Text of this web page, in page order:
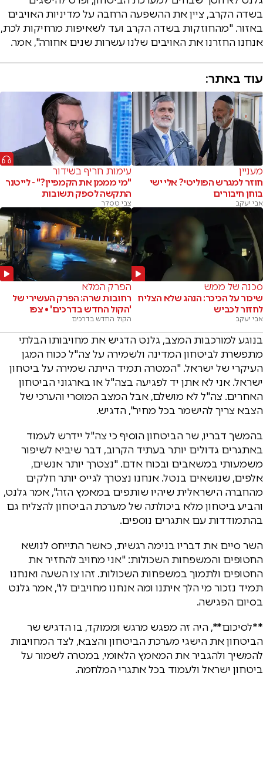
בשדה הקרב, ציין את ההשפעה הרחבה על מדיניות האויבים
באזור. "מהחוזקות בשדה הקרב ועד לשאיפות מרחיקות לכת,
אנחנו החזרנו את האויבים שלנו עשרות שנים אחורה", אמר.
עוד באתר:
מעניין
חוזר למגרש הפוליטי? אלי ישי
בוחן חיבורים
אבי יעקב
עימות חריף בשידור
"מי מממן את הקמפיין?" - לייטנר
התקשה לספק תשובות
צבי טסלר
סכנה של ממש
שיכור על הכיכר: הנהג שלא הצליח
לחזור לכביש
אבי יעקב
הפרק המלא
רחובות שרה: הפרק העשירי של
'הקול החדש בדרכים' • צפו
הקול החדש בדרכים
בנוגע למורכבות המצב, גלנט הדגיש את מחויבותו הבלתי
מתפשרת לביטחון המדינה ולשמירה על צה"ל ככוח המגן
העיקרי של ישראל. "המטרה תמיד הייתה שמירה על ביטחון
ישראל. אני לא אתן יד לפגיעה בצה"ל או בארגוני הביטחון
האחרים. צה"ל לא מושלם, אבל המצב המוסרי והערכי של
הצבא צריך להישמר בכל מחיר", הדגיש.
בהמשך דבריו, שר הביטחון הוסיף כי צה"ל יידרש לעמוד
באתגרים גדולים יותר בעתיד הקרוב, דבר שיביא לשיפור
משמעותי במשאבים ובכוח אדם. "נצטרך יותר אנשים,
אלפים, שנושאים בנטל. אנחנו נצטרך לגייס יותר חלקים
מהחברה הישראלית שיהיו שותפים במאמץ הזה", אמר גלנט,
והביע ביטחון מלא ביכולתה של מערכת הביטחון להצליח גם
בהתמודדות עם אתגרים נוספים.
השר סיים את דבריו בנימה רגשית, כאשר התייחס לנושא
החטופים והמשפחות השכולות: "אני מחויב להחזיר את
החטופים ולתמוך במשפחות השכולות. זהו צו השעה ואנחנו
תמיד נזכור מי הלך איתנו ומה אנחנו מחויבים לו", אמר גלנט
בסיום הפגישה.
**לסיכום**, היה זה מפגש מרגש וממוקד, בו הדגיש שר
הביטחון את הישגי מערכת הביטחון והצבא, לצד המחויבות
להמשיך ולהגביר את המאמץ הלאומי, במטרה לשמור על
ביטחון ישראל ולעמוד בכל אתגרי המלחמה.